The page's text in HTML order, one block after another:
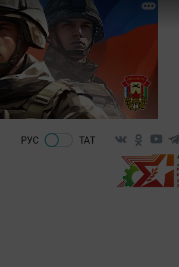
РУС ТАТ